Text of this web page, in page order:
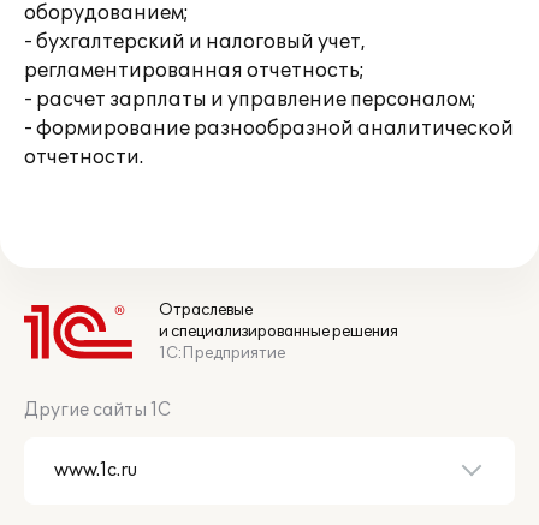
оборудованием;
- бухгалтерский и налоговый учет,
регламентированная отчетность;
- расчет зарплаты и управление персоналом;
- формирование разнообразной аналитической
отчетности.
Отраслевые
и специализированные решения
1С:Предприятие
Другие сайты 1С